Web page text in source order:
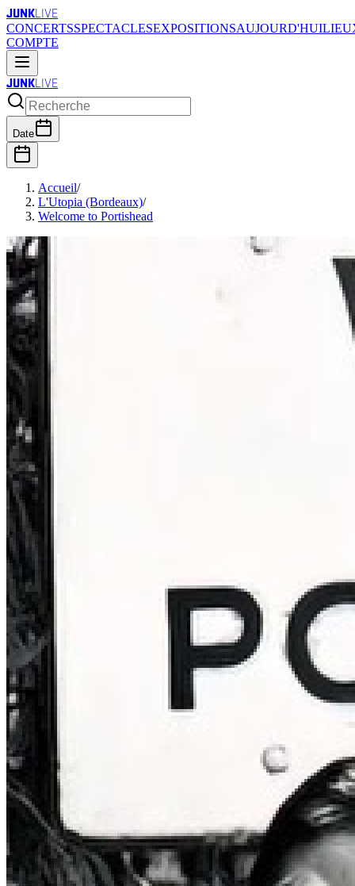
JUNKLIVE
CONCERTSSPECTACLESEXPOSITIONSAUJOURD'HUI
COMPTE
JUNKLIVE
Date
Accueil/
L'Utopia (Bordeaux)/
Welcome to Portishead